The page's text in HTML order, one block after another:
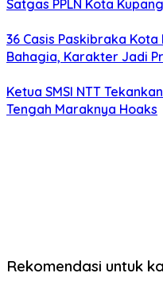
Satgas PPLN Kota Kupang
36 Casis Paskibraka
Bahagia, Karakter Jadi
Ketua SMSI NTT
Tengah Maraknya Hoaks
Rekomendasi untuk